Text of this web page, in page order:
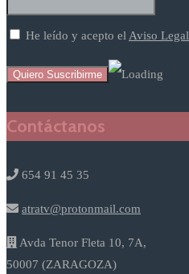
He leído y acepto el Aviso Legal
Contáctanos
654 91 45 35
atratv@protonmail.com
Avda Tenor Fleta 10, 7A,
50007 (ZARAGOZA)